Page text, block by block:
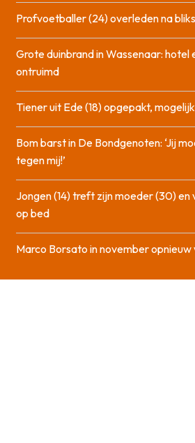
Profvoetballer (24) overleden na
Grote duinbrand in Wassenaar: hotel
ontruimd
Tiener uit Ede (18) opgepakt,
Bom barst in De Bondgenoten: ‘Jij
tegen mij!’
Jongen (14) treft zijn moeder (30) en
op bed
Marco Borsato in november